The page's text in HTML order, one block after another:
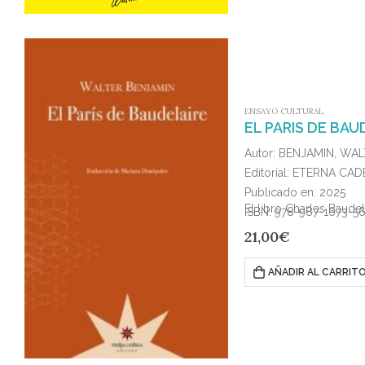
ENSAYO CULTURAL
EL PARIS DE
Autor: BENJAMIN,
Editorial: ETERNA
Publicado en: 2025
ISBN: 978-987-1673-
El libro Charles
21,00€
AÑADIR AL CARRITO